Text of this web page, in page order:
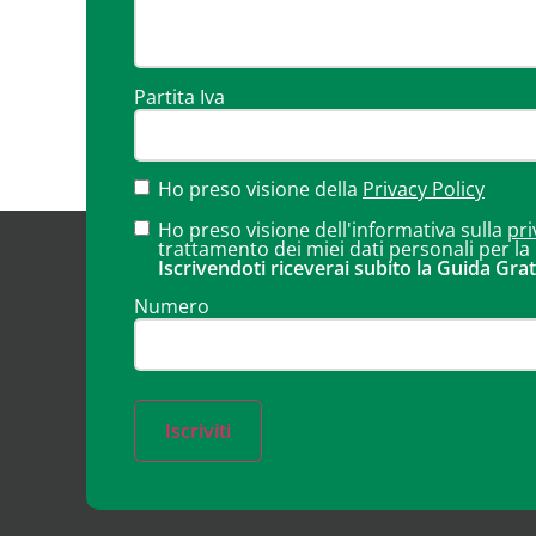
Partita Iva
Ho preso visione della Privacy Policy
Ho preso visione dell'informativa sulla
trattamento dei miei dati personali per la
Iscrivendoti riceverai subito la Guida
Numero
Iscriviti